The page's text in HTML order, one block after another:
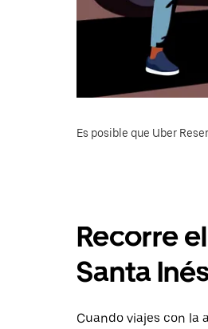
Es posible que Uber
Recorre
Santa
Cuando viajes con la